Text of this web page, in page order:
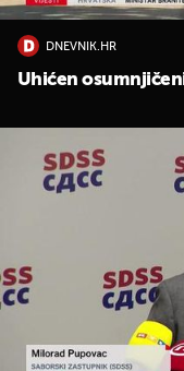
DNEVNIK.HR
Uhićen